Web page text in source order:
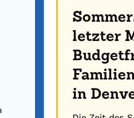
letzter
in